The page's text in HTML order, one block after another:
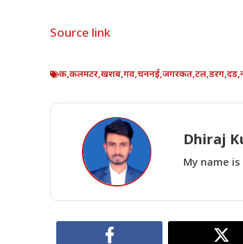
Source link
क,कलमटर,खशब,गव,चननई,जगरकत,टल,डरग,दड,
Dhiraj
My name